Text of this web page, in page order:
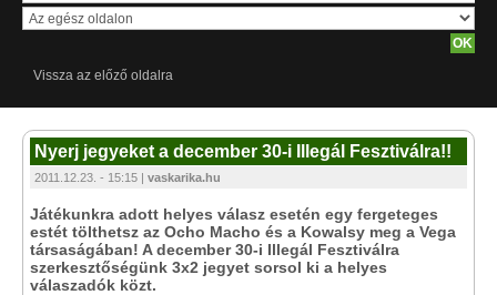
Vissza az előző oldalra
Nyerj jegyeket a december 30-i Illegál Fesztiválra!!
2011.12.23. - 15:15 | vaskarika.hu
Játékunkra adott helyes válasz esetén egy fergeteges
estét tölthetsz az Ocho Macho és a Kowalsy meg a Vega
társaságában! A december 30-i Illegál Fesztiválra
szerkesztőségünk 3x2 jegyet sorsol ki a helyes
válaszadók közt.